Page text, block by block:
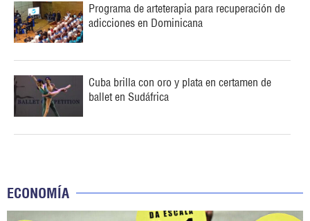
Programa de arteterapia para recuperación de
adicciones en Dominicana
Cuba brilla con oro y plata en certamen de
ballet en Sudáfrica
ECONOMÍA